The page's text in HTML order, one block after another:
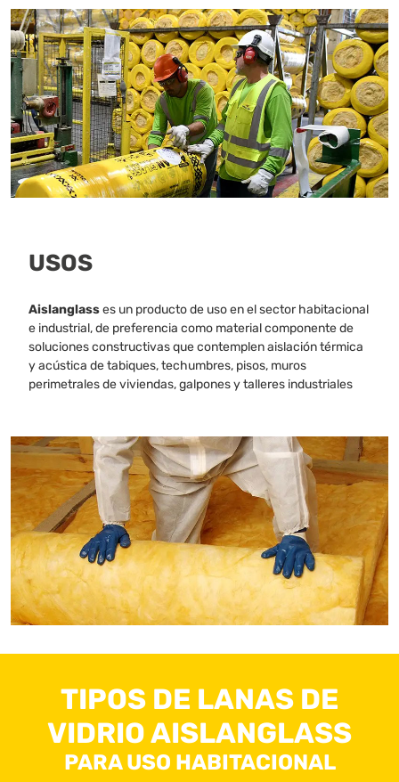
USOS
Aislanglasses un producto de uso en el sector habitacional
e industrial, de preferencia como material componente de
soluciones constructivas que contemplen aislación térmica
y acústica de tabiques, techumbres, pisos, muros
perimetrales de viviendas, galpones y talleres industriales
TIPOS DE LANAS DE
VIDRIO AISLANGLASS
PARA USO HABITACIONAL